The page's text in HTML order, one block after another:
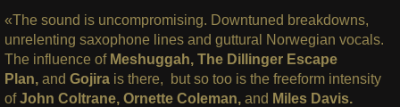
«The sound is uncompromising. Downtuned breakdowns,
unrelenting saxophone lines and guttural Norwegian vocals.
The influence of Meshuggah, The Dillinger Escape
Plan,and Gojirais there, but so too is the freeform intensity
ofJohn Coltrane, Ornette Coleman,and Miles Davis.